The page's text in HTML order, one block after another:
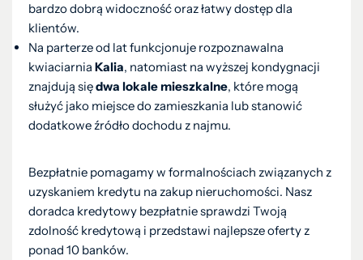
bardzo dobrą widoczność oraz łatwy dostęp dla
klientów.
Na parterze od lat funkcjonuje rozpoznawalna
kwiaciarnia Kalia, natomiast na wyższej kondygnacji
znajdują siędwa lokale mieszkalne, które mogą
służyć jako miejsce do zamieszkania lub stanowić
dodatkowe źródło dochodu z najmu.
Bezpłatnie pomagamy w formalnościach związanych z
uzyskaniem kredytu na zakup nieruchomości. Nasz
doradca kredytowy bezpłatnie sprawdzi Twoją
zdolność kredytową i przedstawi najlepsze oferty z
ponad 10 banków.